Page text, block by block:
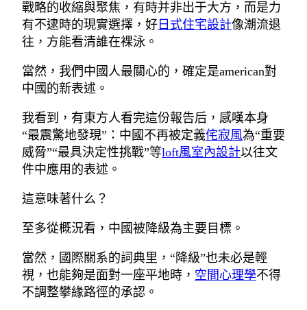
戰略的收縮與聚焦，有時并非出于大方，而是力
有不逮時的現實選擇，好 日式住宅設計像潮流退
往，方能看清誰在裸泳。
當然，我們中國人最關心的，確定是american對
中國的新表述。
我看到，有東方人看完這份報告后，感嘆本身
“最震驚地發現”：中國不再被定義侘寂風為“重要
威脅”“最具決定性挑戰”等loft風室內設計以往文
件中應用的表述。
這意味著什么？
至多從概況看，中國被降級為主要目標。
當然，國際關系的詞典里，“降級”也未必是輕
視，也能夠是面對一座平地時， 空間心理學不得
不調整攀緣路徑的承認。